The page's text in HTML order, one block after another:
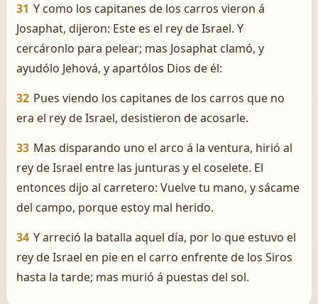
31 Y como los capitanes de los carros vieron á
Josaphat, dijeron: Este es el rey de Israel. Y
cercáronlo para pelear; mas Josaphat clamó, y
ayudólo Jehová, y apartólos Dios de él:
32 Pues viendo los capitanes de los carros que no
era el rey de Israel, desistieron de acosarle.
33 Mas disparando uno el arco á la ventura, hirió al
rey de Israel entre las junturas y el coselete. El
entonces dijo al carretero: Vuelve tu mano, y sácame
del campo, porque estoy mal herido.
34 Y arreció la batalla aquel día, por lo que estuvo el
rey de Israel en pie en el carro enfrente de los Siros
hasta la tarde; mas murió á puestas del sol.